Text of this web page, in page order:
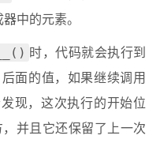
中的元素。
时，代码就会执行到
后面的值，如果继续调用
现，这次执行的开始位
并且它还保留了上一次